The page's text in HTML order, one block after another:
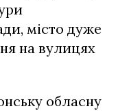
місто дуже
на вулицях
обласну